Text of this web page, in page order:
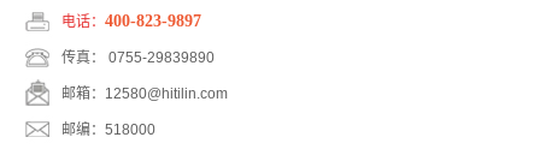
电话： 400-823-9897
传真： 0755-29839890
邮箱：12580@hitilin.com
邮编：518000